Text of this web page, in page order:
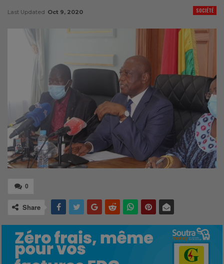
SOCIÉTÉ
Last Updated Oct 9, 2020
0
Share